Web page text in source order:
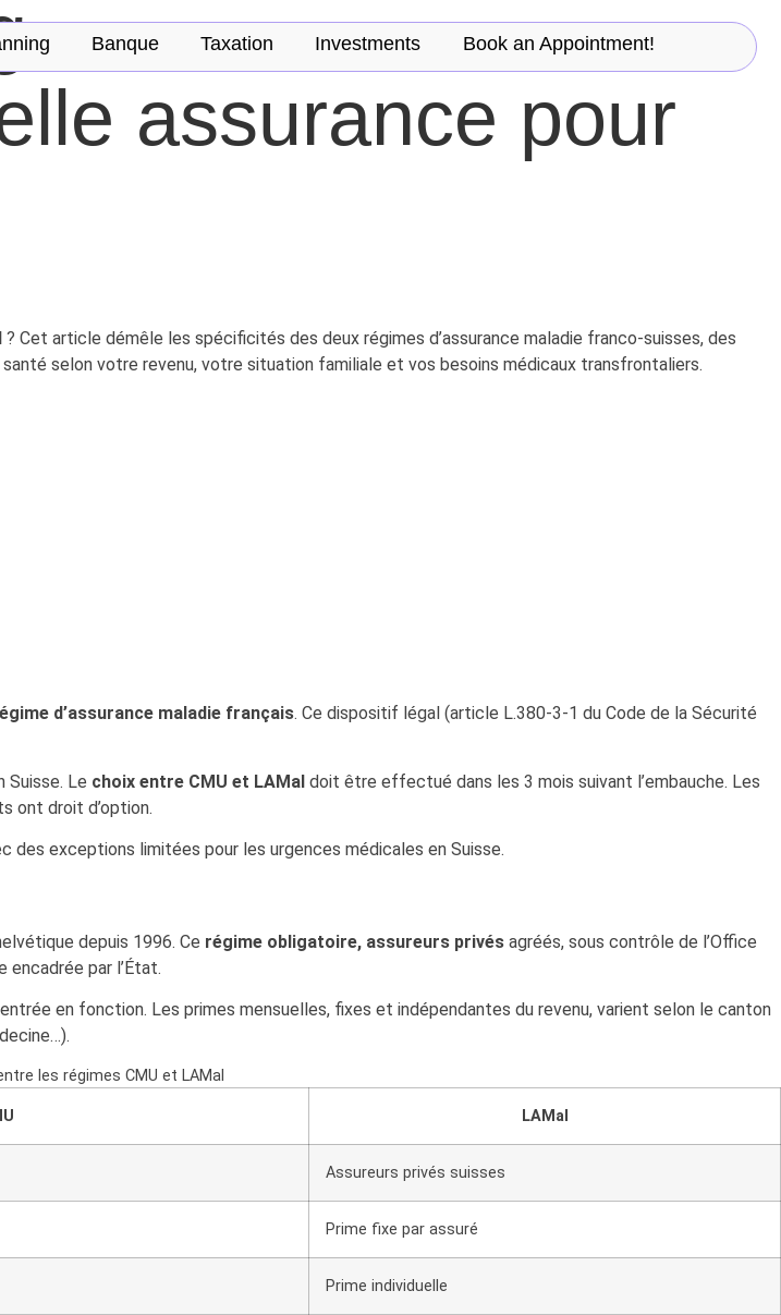
Banque Taxation Investments Book an Appointment!
assurance pour
? Cet article démêle les spécificités des deux régimes d’assurance maladie franco-suisses, des
selon votre revenu, votre situation familiale et vos besoins médicaux transfrontaliers.
d’assurance maladie français. Ce dispositif légal (article L.380-3-1 du Code de la Sécurité
Suisse. Le choix entre CMU et LAMal doit être effectué dans les 3 mois suivant l’embauche. Les
ont droit d’option.
des exceptions limitées pour les urgences médicales en Suisse.
depuis 1996. Ce régime obligatoire, assureurs privés agréés, sous contrôle de l’Office
encadrée par l’État.
en fonction. Les primes mensuelles, fixes et indépendantes du revenu, varient selon le canton
les régimes CMU et LAMal
LAMal
Assureurs privés suisses
Prime fixe par assuré
Prime individuelle